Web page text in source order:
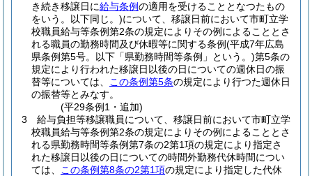
き続き移譲日に給与条例の適用を受けることとなつたもの
をいう。以下同じ。)について、移譲日前において市町立学
校職員給与等条例第2条の規定によりその例によることとさ
れる職員の勤務時間及び休暇等に関する条例(平成7年広島
県条例第5号。以下「県勤務時間等条例」という。)第5条の
規定により行われた移譲日以後の日についての週休日の振
替等については、
この条例第5条の規定により行つた週休日
の振替等とみなす。
(平29条例1・追加)
3
給与負担等移譲職員について、移譲日前において市町立学
校職員給与等条例第2条の規定によりその例によることとさ
れる県勤務時間等条例第7条の2第1項の規定により指定さ
れた移譲日以後の日についての時間外勤務代休時間につい
ては、
この条例第8条の2第1項の規定により指定した代休